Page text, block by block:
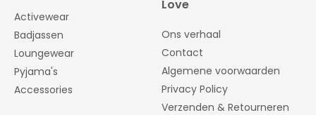
Activewear
Badjassen
Loungewear
Pyjama's
Accessories
Love
Ons verhaal
Contact
Algemene voorwaarden
Privacy Policy
Verzenden & Retourneren